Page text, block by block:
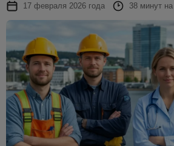
17 февраля 2026 года 38 минут